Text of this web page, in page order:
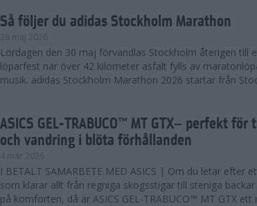
Så följer du adidas Stockholm Marathon
28 maj 2026
Lördagen den 30 maj förvandlas Stockholm återigen till
löparfest när över 42 kilometer asfalt fylls av
musik. adidas Stockholm Marathon 2026 startar från
ASICS GEL-TRABUCO™ MT GTX– perfekt
och vandring i blöta förhållanden
4 mar 2026
I BETALT SAMARBETE MED ASICS | Om du letar efter
som klarar allt från regniga skogsstigar till steniga
på komforten, då är ASICS GEL-TRABUCO™ MT GTX ett